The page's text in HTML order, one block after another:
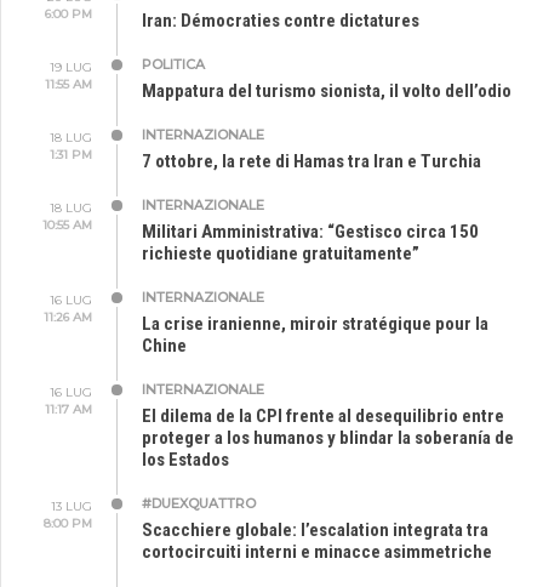
6:00 PM
Iran: Démocraties contre dictatures
19 LUG
11:55 AM
POLITICA
Mappatura del turismo sionista, il volto dell’odio
18 LUG
1:31 PM
INTERNAZIONALE
7 ottobre, la rete di Hamas tra Iran e Turchia
18 LUG
10:55 AM
INTERNAZIONALE
Militari Amministrativa: “Gestisco circa 150
richieste quotidiane gratuitamente”
16 LUG
11:26 AM
INTERNAZIONALE
La crise iranienne, miroir stratégique pour la
Chine
16 LUG
11:17 AM
INTERNAZIONALE
El dilema de la CPI frente al desequilibrio entre
proteger a los humanos y blindar la soberanía de
los Estados
13 LUG
8:00 PM
#DUEXQUATTRO
Scacchiere globale: l’escalation integrata tra
cortocircuiti interni e minacce asimmetriche